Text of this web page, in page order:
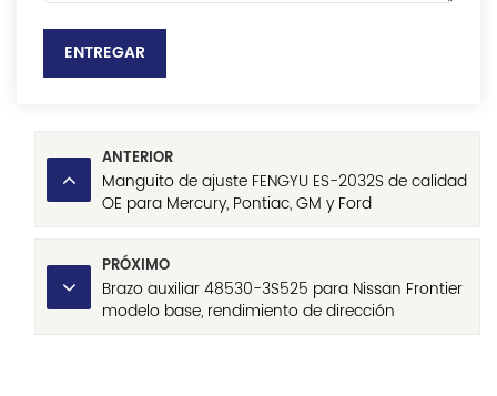
ENTREGAR
ANTERIOR
Manguito de ajuste FENGYU ES-2032S de calidad
OE para Mercury, Pontiac, GM y Ford
PRÓXIMO
Brazo auxiliar 48530-3S525 para Nissan Frontier
modelo base, rendimiento de dirección